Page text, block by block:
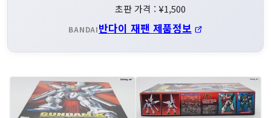
초판 가격 : ¥1,500
BANDAI반다이 재팬 제품정보